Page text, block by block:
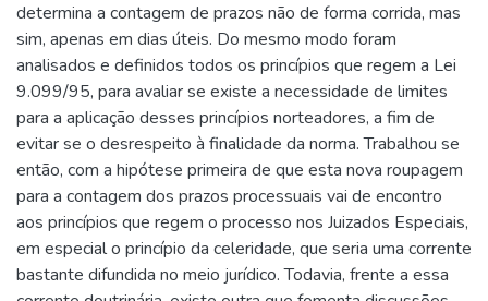
determina a contagem de prazos não de forma corrida, mas
sim, apenas em dias úteis. Do mesmo modo foram
analisados e definidos todos os princípios que regem a Lei
9.099/95, para avaliar se existe a necessidade de limites
para a aplicação desses princípios norteadores, a fim de
evitar se o desrespeito à finalidade da norma. Trabalhou se
então, com a hipótese primeira de que esta nova roupagem
para a contagem dos prazos processuais vai de encontro
aos princípios que regem o processo nos Juizados Especiais,
em especial o princípio da celeridade, que seria uma corrente
bastante difundida no meio jurídico. Todavia, frente a essa